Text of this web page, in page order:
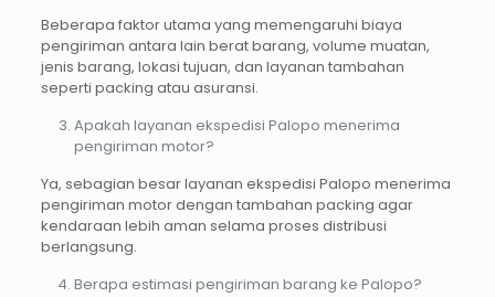
Beberapa faktor utama yang memengaruhi biaya
pengiriman antara lain berat barang, volume muatan,
jenis barang, lokasi tujuan, dan layanan tambahan
seperti packing atau asuransi.
Apakah layanan ekspedisi Palopo menerima
pengiriman motor?
Ya, sebagian besar layanan ekspedisi Palopo menerima
pengiriman motor dengan tambahan packing agar
kendaraan lebih aman selama proses distribusi
berlangsung.
Berapa estimasi pengiriman barang ke Palopo?